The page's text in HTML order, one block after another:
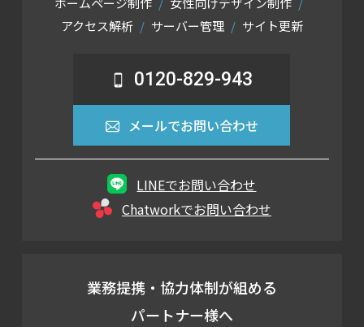
アクセス解析
サーバー管理 サイト更新
0120-829-943
メールでお問い合わせ
LINEでお問い合わせ
Chatworkでお問い合わせ
業務提携・協力体制が組める
パートナー様へ